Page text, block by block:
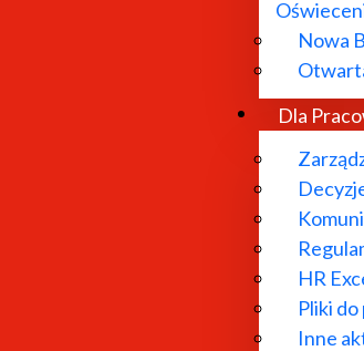
Nowa
Dla
HR
Pliki
Inne
ul. Nowy Świat 72, 00-
(22) 826-99-45
(22) 6572-895
sekretariat@ibl.waw.pl
adres elektronicznej
/IBLit/SkrytkaESP
adres do e-Doręczeń: